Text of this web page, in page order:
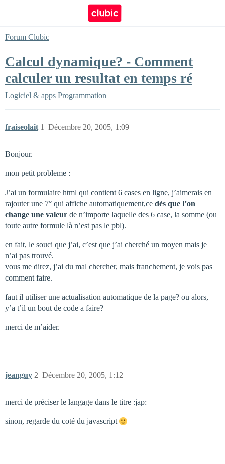
Forum Clubic
Calcul dynamique? - Comment
calculer un resultat en temps ré
Logiciel & apps Programmation
fraiseolait Décembre 20, 2005, 1:09
1
Bonjour.
mon petit probleme :
J’ai un formulaire html qui contient 6 cases en ligne, j’aimerais en
rajouter une 7° qui affiche automatiquement,ce dès que l’on
change une valeur de n’importe laquelle des 6 case, la somme (ou
toute autre formule là n’est pas le pbl).
en fait, le souci que j’ai, c’est que j’ai cherché un moyen mais je
n’ai pas trouvé.
vous me direz, j’ai du mal chercher, mais franchement, je vois pas
comment faire.
faut il utiliser une actualisation automatique de la page? ou alors,
y’a t’il un bout de code a faire?
merci de m’aider.
jeanguy Décembre 20, 2005, 1:12
2
merci de préciser le langage dans le titre :jap:
sinon, regarde du coté du javascript